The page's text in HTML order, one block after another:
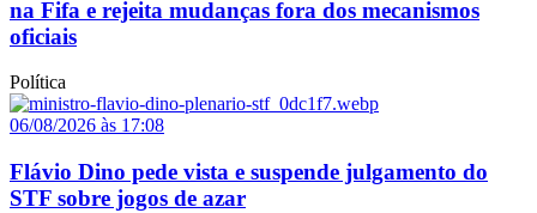
na Fifa e rejeita mudanças fora dos mecanismos
oficiais
Política
06/08/2026 às 17:08
Flávio Dino pede vista e suspende julgamento do
STF sobre jogos de azar